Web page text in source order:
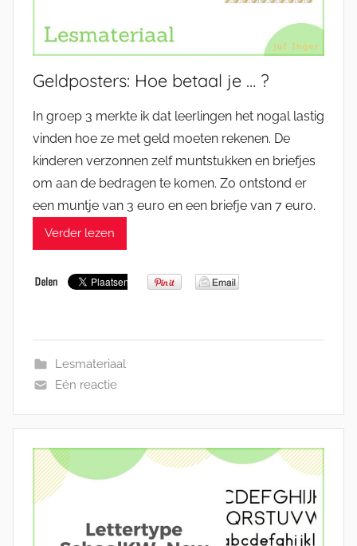
Geldposters: Hoe betaal je … ?
In groep 3 merkte ik dat leerlingen het nogal lastig
vinden hoe ze met geld moeten rekenen. De
kinderen verzonnen zelf muntstukken en briefjes
om aan de bedragen te komen. Zo ontstond er
een muntje van 3 euro en een briefje van 7 euro.
Verder lezen
Lesmateriaal
Eén reactie